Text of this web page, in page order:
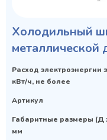
Холодильный
металлической
Расход электроэнергии
кВт/ч, не более
Артикул
Габаритные размеры (Д
мм